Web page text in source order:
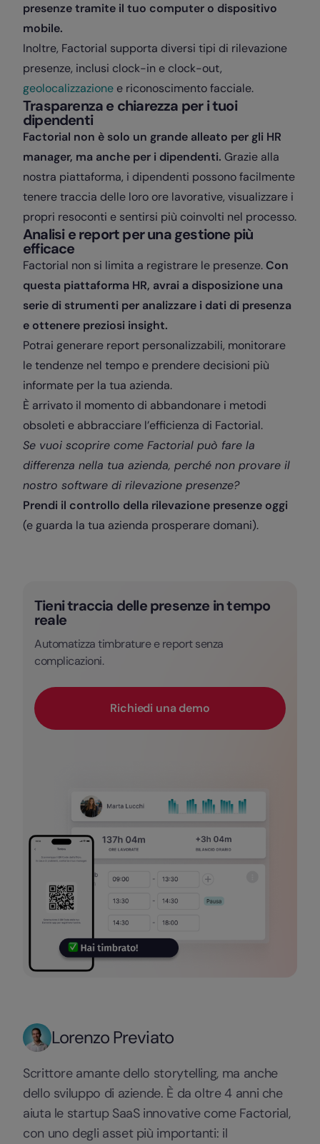
presenze tramite il tuo computer o dispositivo
mobile.
Inoltre, Factorial supporta diversi tipi di rilevazione
presenze, inclusi clock-in e clock-out,
geolocalizzazione e riconoscimento facciale.
Trasparenza e chiarezza per i tuoi
dipendenti
Factorial non è solo un grande alleato per gli HR
manager, ma anche per i dipendenti. Grazie alla
nostra piattaforma, i dipendenti possono facilmente
tenere traccia delle loro ore lavorative, visualizzare i
propri resoconti e sentirsi più coinvolti nel processo.
Analisi e report per una gestione più
efficace
Factorial non si limita a registrare le presenze.Con
questa piattaforma HR, avrai a disposizione una
serie di strumenti per analizzare i dati di presenza
e ottenere preziosi insight.
Potrai generare report personalizzabili, monitorare
le tendenze nel tempo e prendere decisioni più
informate per la tua azienda.
È arrivato il momento di abbandonare i metodi
obsoleti e abbracciare l’efficienza di Factorial.
Se vuoi scoprire come Factorial può fare la
differenza nella tua azienda, perché non provare il
nostro software di rilevazione presenze?
Prendi il controllo della rilevazione presenze oggi
(e guarda la tua azienda prosperare domani).
Tieni traccia delle presenze in tempo
reale
Automatizza timbrature e report senza
complicazioni.
Richiedi una demo
Lorenzo Previato
Scrittore amante dello storytelling, ma anche
dello sviluppo di aziende. È da oltre 4 anni che
aiuta le startup SaaS innovative come Factorial,
con uno degli asset più importanti: il